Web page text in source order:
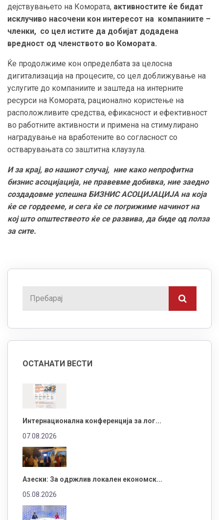
дејствувањето на Комората, активностите ќе бидат
исклучиво насочени кон интересот на компаниите –
членки, со цел истите да добијат додадена
вредност од членството во Комората.
Ќе продолжиме кон определбата за целосна
дигитализација на процесите, со цел доближување на
услугите до компаниите и заштеда на интерните
ресурси на Комората, рационално користење на
расположливите средства, ефикасност и ефективност
во работните активности и примена на стимулирано
наградување на вработените во согласност со
остварувањата со заштитна клаузула.
И за крај, во нашиот случај, ние како непрофитна
бизнис асоцијација, не правевме добивка, ние заедно
создадовме успешна БИЗНИС АСОЦИЈАЦИЈА на која
ќе се гордееме, и сега ќе се погрижиме начинот на
кој што општествеото ќе се развива, да биде од полза
за сите.
ОСТАНАТИ ВЕСТИ
Интернационална конференција за лог...
07.08.2026
Азески: За одржлив локален економск...
05.08.2026